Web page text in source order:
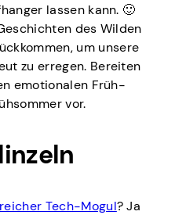
lassen kann. 🙂
des Wilden
um unsere
zu erregen. Bereiten
emotionalen Früh-
vor.
reicher Tech-Mogul? Ja